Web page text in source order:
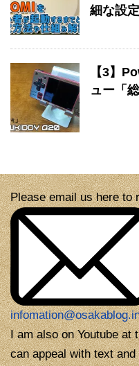
細な設
【3】
ュー「
Please email us here to
I am also on Youtube at
can appeal with text